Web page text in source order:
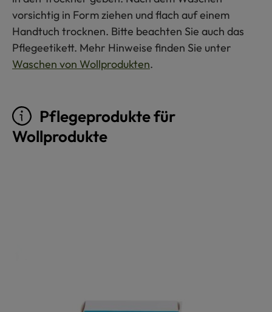
vorsichtig in Form ziehen und flach auf einem
Handtuch trocknen. Bitte beachten Sie auch das
Pflegeetikett. Mehr Hinweise finden Sie unter
Waschen von Wollprodukten.
Pflegeprodukte für
Wollprodukte